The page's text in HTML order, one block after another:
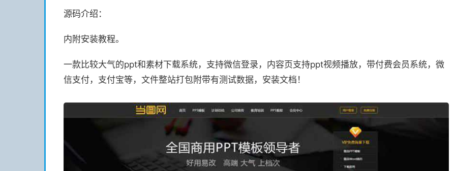
源码介绍：
内附安装教程。
一款比较大气的ppt和素材下载系统，支持微信登录，内容页支持ppt视频播放，带付费会员系统，微
信支付，支付宝等，文件整站打包附带有测试数据，安装文档！